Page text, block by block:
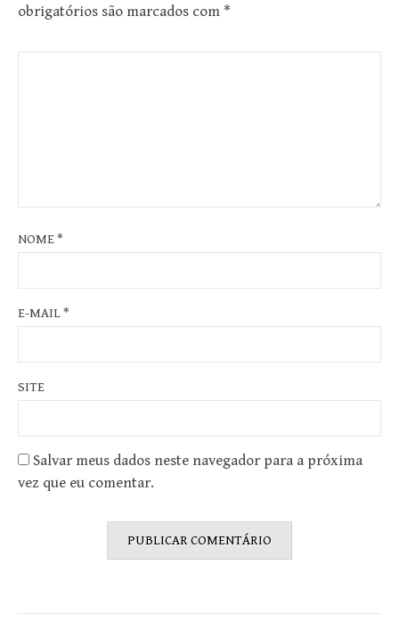
obrigatórios são marcados com *
NOME*
E-MAIL*
SITE
Salvar meus dados neste navegador para a próxima
vez que eu comentar.